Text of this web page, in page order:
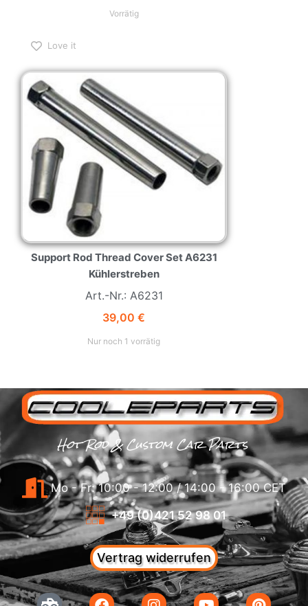
Vorrätig
Love it
Support Rod Thread Cover Set A6231
Kühlerstreben
Art.-Nr.: A6231
39,00 €
Nur noch 1 vorrätig
Hot Rod & Custom Car Parts
Mo - Fr: 10:00 - 12:00 / 14:00 - 16:00 CET
+49 (0)421 52 98 01
Vertrag widerrufen